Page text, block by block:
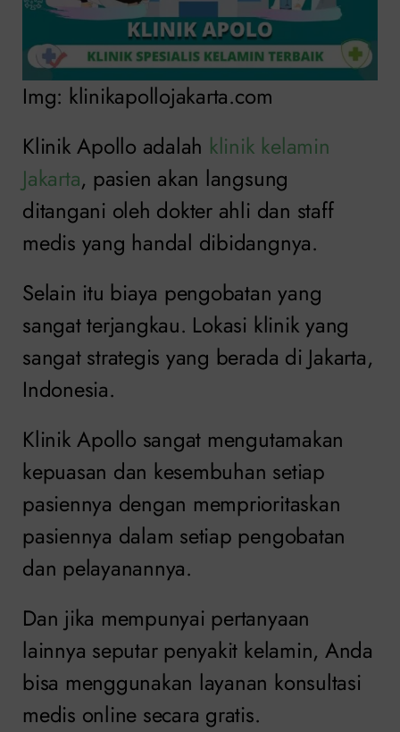
Img: klinikapollojakarta.com
Klinik Apollo adalah klinik kelamin
Jakarta, pasien akan langsung
ditangani oleh dokter ahli dan staff
medis yang handal dibidangnya.
Selain itu biaya pengobatan yang
sangat terjangkau. Lokasi klinik yang
sangat strategis yang berada di Jakarta,
Indonesia.
Klinik Apollo sangat mengutamakan
kepuasan dan kesembuhan setiap
pasiennya dengan memprioritaskan
pasiennya dalam setiap pengobatan
dan pelayanannya.
Dan jika mempunyai pertanyaan
lainnya seputar penyakit kelamin, Anda
bisa menggunakan layanan konsultasi
medis online secara gratis.